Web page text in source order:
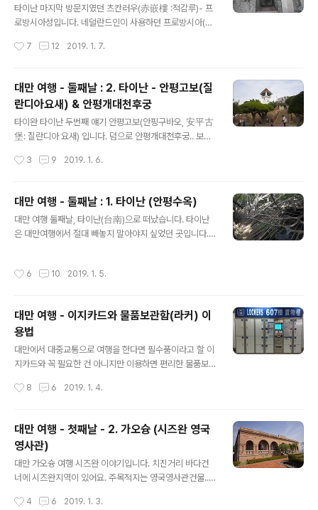
속열차역 플랫폼에서... (전날 촬영한 겁니다. 전날 아무래
도 르웨탄 가기에는 너무 늦은 시각인 것 같아서 타이중에
차 3일패스권이 유리하더라구요. ) 타이중 가는 버스표는
타이난 마지막 방문지였던 츠칸러우(赤嵌樓 :적감루)- 프
로방시아성입니다. 네덜란드인이 사용하던 프로방시아(pr
을 올린 겁니다. 실제로 프로방시아 성 흔적이 누각 밑에 있
디아성과 프로방시아성이 쌍을 이뤄 관리했습니다. 안핑구
의 질란디아성은 통치의 중추로, 프로방시아성은 행정과
상업의 중심으로서. 츠칸러우 입구. 츠칸러우(적감루) 요금
은 50대만달러. 츠칸러우로 들어서면 한쪽에서 공사중이
더군요. 특이한 나무.. 그 앞에 비석이 하나 서있더군요. 비
제 자신이 세웠다고 뽑내는 거죠. 어제평정대만고성열하문
7 12 2019. 1. 7.
대만 여행 - 둘째날 : 2. 타이난 - 안평고보(질
란디아요새) & 안평개대천후궁
타이완 타이난 두번째 얘기 안평고보(안핑구바오, 安平古
堡: 질란디아 요새) 입니다. 덤으로 안평개대천후궁.. 보통
평고보 가는 길에 동네 조그만 정자. 勵志亭(여지정)이란
질란디아요새 가는길에 무슨 기념수 같은 나무옆 오른쪽에
서있는 것이 정성공 동상. 질란디아요새가 정성공과 관계
되어 있기도 합니다. 망한 나라 명의 장수 정성공이 반청복
명의 기치로 명에 저항하다 대만에 옮겨가고(마치 대만 국
1년 4월 30일부터 9달동안 2,000명의 네덜란드군이 방
3 9 2019. 1. 6.
대만 여행 - 둘째날 : 1. 타이난 (안평수옥)
대만 여행 둘째날, 타이난(台南)으로 떠났습니다. 타이난
은 대만여행에서 절대 빼놓지 말아야지 싶었던 곳입니다.
청교체기에 반청복명을 외치며 청에 항거하다 대만으로 건
네덜란드 등 서양세력을 대만에서 몰아내기도 했죠. 고속
열차로 타이난 가는 길은 남쪽으로 갈수록 농촌풍경으로
확연히 맘이 편안해집니다. 날이 따뜻하니 우리 농촌과는
다르게 논밭에 뭔가를 계속 키우고 있죠. 사진 속에 보이는
곳에 흔하게 재배되고 있더군요.. 벼보다는 크..
6 10 2019. 1. 5.
대만 여행 - 이지카드와 물품보관함(라커) 이
용법
대만에서 대중교통으로 여행을 한다면 필수품이라고 할 이
지카드와 꼭 필요한 건 아니지만 이용하면 편리한 물품보
이지카드는 대만 전역에서 이용가능한 교통카드 같은 겁니
이상부터 충전하는 겁니다. 100원짜리 이지카드 구입하면
충전액은 0원이라는 얘기죠. 구입은 편의점에서 충전은 편
의점이나 대중교통 터미널에서 가능합니다. 사용할 수 있
는 곳이 꽤 많아요. 1. 대중교통 (지하철, 버스) : 지방 대중
교통도 이용가능해요.. 공항철도도 이용가능하구요. 2. 택
데 이용할 일이 없는게 보통 대만에 여행가면 한국에 돌아
8 6 2019. 1. 4.
대만 여행 - 첫째날 - 2. 가오슝 (시즈완 영국
영사관)
대만 가오슝 여행 시즈완 이야기입니다. 치진거리 바다건
너에 시즈완지역이 있어요. 주목적지는 영국영사관건물..
남쪽 바다쪽으로 쭉 가다보면 영국영사관 아랫건물이 나옵
4 6 2019. 1. 3.